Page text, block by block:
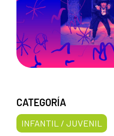
CATEGORÍA
INFANTIL / JUVENIL